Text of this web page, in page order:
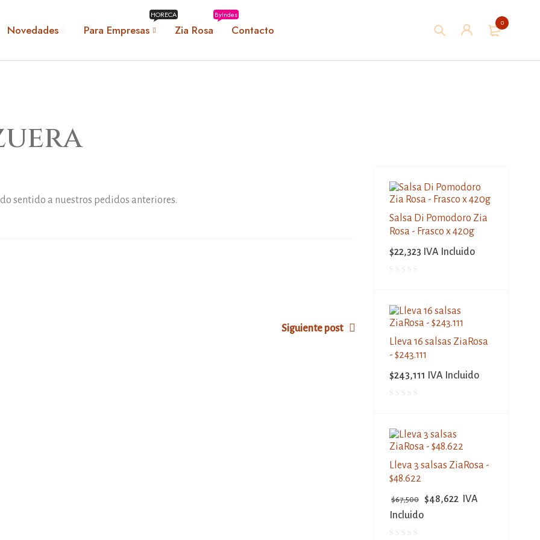
0
Novedades Para Empresas
HORECA
Zia Rosa
ByIndes
Contacto
sentido a nuestros pedidos anteriores.
Siguiente post
Salsa Di Pomodoro Zia
Rosa - Frasco x 420g
$22,323 IVA Incluido
Lleva 16 salsas ZiaRosa
- $243.111
$243,111 IVA Incluido
Lleva 3 salsas ZiaRosa -
$48.622
$67,500 $48,622
IVA
Incluido